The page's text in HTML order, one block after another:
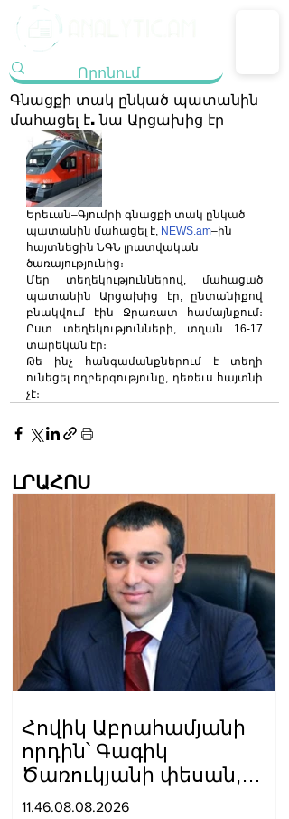
Գնացքի տակ ընկած պատանին
մահացել է. նա Արցախից էր
Երեւան–Գյումրի գնացքի տակ ընկած
պատանին մահացել է, NEWS.am–ին
հայտնեցին ՆԳՆ լրատվական
ծառայությունից։
Մեր տեղեկություններով, մահացած
պատանին Արցախից էր, ընտանիքով
բնակվում էին Ջրառատ համայնքում։
Ըստ տեղեկությունների, տղան 16-17
տարեկան էր։
Թե ինչ հանգամանքներում է տեղի
ունեցել ողբերգությունը, դեռեւս հայտնի
չէ։
ԼՐԱՀՈՍ
Հովիկ Աբրահամյանի
որդին՝ Գագիկ
Ծառուկյանի փեսան,
ձերբակալվել է
11.46.08.08.2026